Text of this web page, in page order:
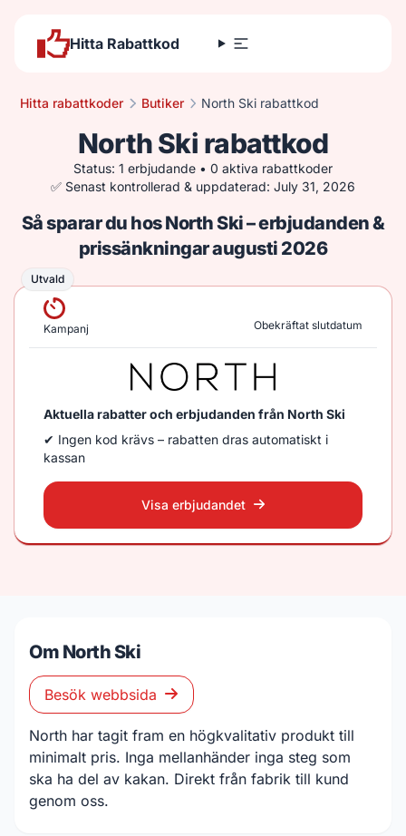
Hitta Rabattkod
Hitta rabattkoder Butiker North Ski rabattkod
North Ski rabattkod
Status: 1 erbjudande • 0 aktiva rabattkoder
✅ Senast kontrollerad & uppdaterad: July 31, 2026
Så sparar du hos North Ski – erbjudanden &
prissänkningar augusti 2026
Utvald
Utvald
Kampanj Obekräftat slutdatum
Aktuella rabatter och erbjudanden från North Ski
✔ Ingen kod krävs – rabatten dras automatiskt i
kassan
Visa erbjudandet
Om North Ski
Besök webbsida
North har tagit fram en högkvalitativ produkt till
minimalt pris. Inga mellanhänder inga steg som
ska ha del av kakan. Direkt från fabrik till kund
genom oss.